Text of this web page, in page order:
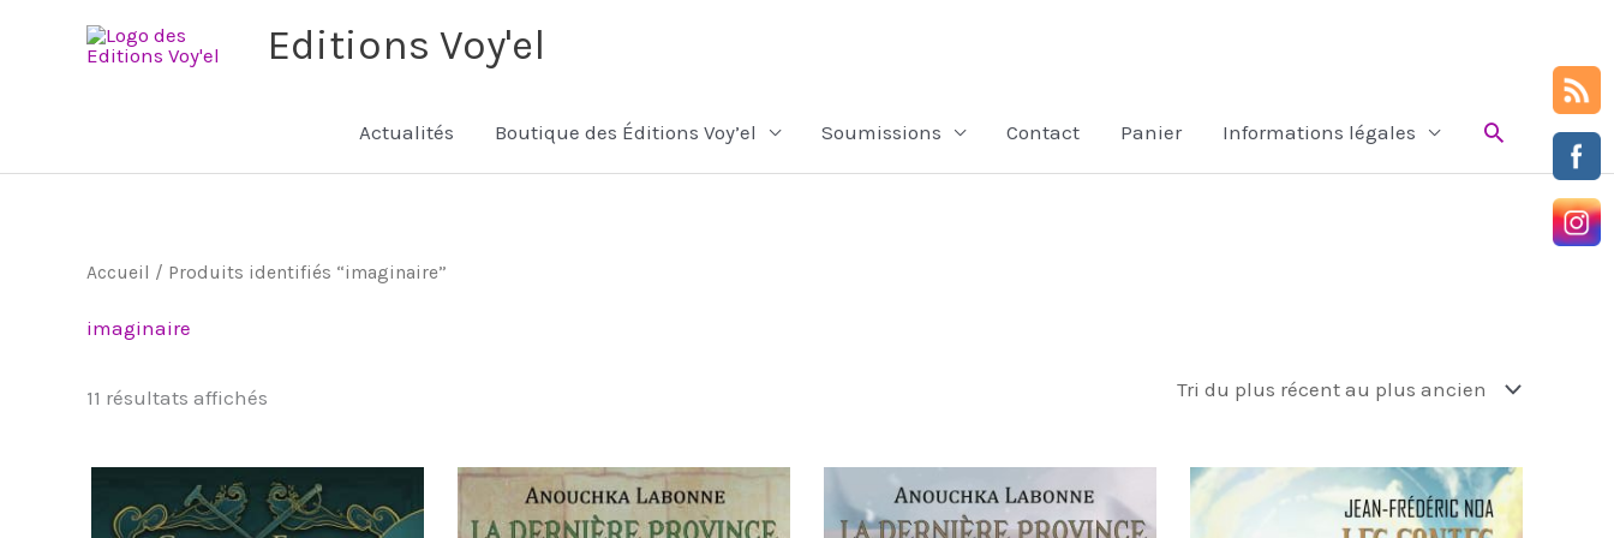
Editions Voy'el
Actualités Boutique des Éditions Voy’el Soumissions Contact Panier Informations légales Rechercher
Accueil / Produits identifiés “imaginaire”
imaginaire
11 résultats affichés
Trié
du
Plage
de
prix :
Ce
produit
Plage
de
prix :
Ce
produit
Plage
de
prix :
produit
Ce
produit